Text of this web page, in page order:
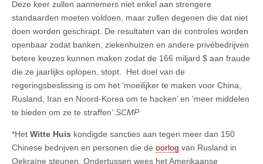
Deze keer zullen aannemers niet enkel aan strengere
standaarden moeten voldoen, maar zullen degenen die dat niet
doen worden geschrapt. De resultaten van de controles worden
openbaar zodat banken, ziekenhuizen en andere privébedrijven
betere keuzes kunnen maken zodat de 166 miljard $ aan fraude
die ze jaarlijks oplopen, stopt. Het doel van de
regeringsbeslissing is om het ‘moeilijker te maken voor China,
Rusland, Iran en Noord-Korea om te hacken’ en ‘meer middelen
te bieden om ze te straffen’. SCMP
*Het Witte Huis kondigde sancties aan tegen meer dan 150
Chinese bedrijven en personen die de oorlog van Rusland in
Oekraïne steunen. Ondertussen wees het Amerikaanse